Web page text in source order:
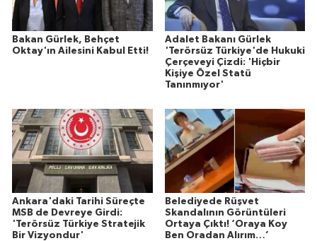
Bakan Gürlek, Behçet
Oktay'ın Ailesini Kabul Etti!
Adalet Bakanı Gürlek
'Terörsüz Türkiye'de Hukuki
Çerçeveyi Çizdi: 'Hiçbir
Kişiye Özel Statü
Tanınmıyor'
Ankara'daki Tarihi Süreçte
MSB de Devreye Girdi:
'Terörsüz Türkiye Stratejik
Bir Vizyondur'
Belediyede Rüşvet
Skandalının Görüntüleri
Ortaya Çıktı! ‘Oraya Koy
Ben Oradan Alırım…’